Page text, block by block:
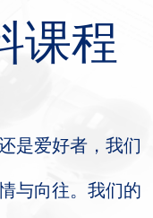
课程
是爱好者，我们
与向往。我们的